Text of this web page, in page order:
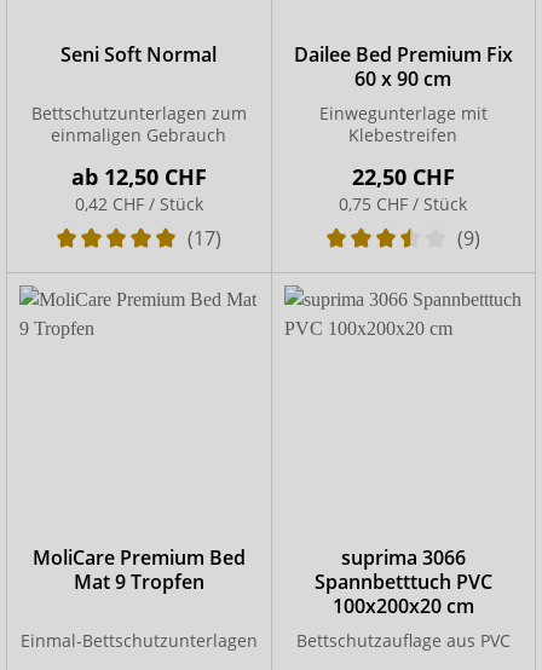
Seni Soft Normal
Bettschutzunterlagen zum
einmaligen Gebrauch
ab 12,50 CHF
0,42 CHF / Stück
(17)
Dailee Bed Premium Fix
60 x 90 cm
Einwegunterlage mit
Klebestreifen
22,50 CHF
0,75 CHF / Stück
(9)
MoliCare Premium Bed
Mat 9 Tropfen
Einmal-Bettschutzunterlagen
suprima 3066
Spannbetttuch PVC
100x200x20 cm
Bettschutzauflage aus PVC